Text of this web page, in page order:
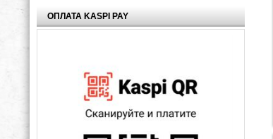
ОПЛАТА KASPI PAY